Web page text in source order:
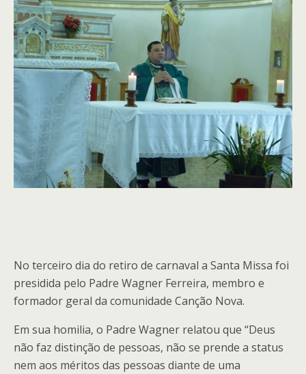
No terceiro dia do retiro de carnaval a Santa Missa foi
presidida pelo Padre Wagner Ferreira, membro e
formador geral da comunidade Canção Nova.
Em sua homilia, o Padre Wagner relatou que “Deus
não faz distinção de pessoas, não se prende a status
nem aos méritos das pessoas diante de uma